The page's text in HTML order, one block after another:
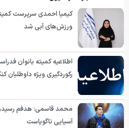
کیمیا احمدی سرپرست
ورزش‌های آبی شد
اطلاعیه کمیته بانوان
رکوردگیری ویژه داوطلبان
آسیایی ناگویاست